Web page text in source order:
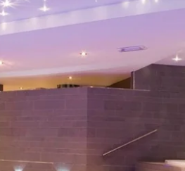
Martin's Relais